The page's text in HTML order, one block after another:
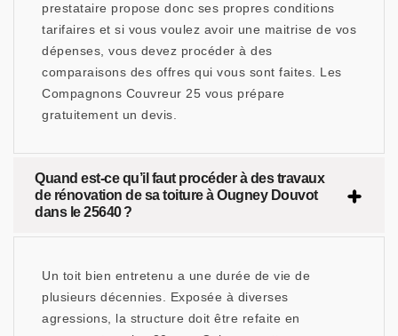
prestataire propose donc ses propres conditions
tarifaires et si vous voulez avoir une maitrise de vos
dépenses, vous devez procéder à des
comparaisons des offres qui vous sont faites. Les
Compagnons Couvreur 25 vous prépare
gratuitement un devis.
Quand est-ce qu’il faut procéder à des travaux
de rénovation de sa toiture à Ougney Douvot
dans le 25640 ?
Un toit bien entretenu a une durée de vie de
plusieurs décennies. Exposée à diverses
agressions, la structure doit être refaite en